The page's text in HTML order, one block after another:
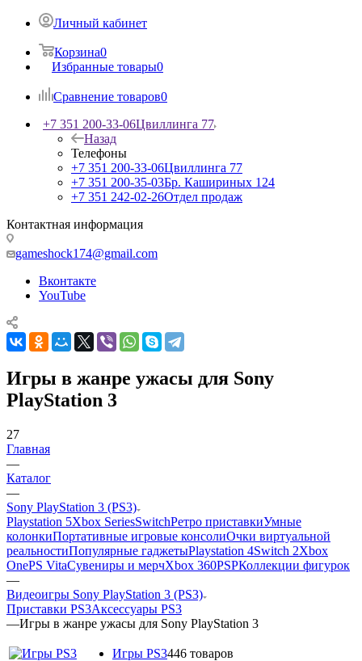
Личный кабинет
Корзина0
Избранные товары0
Сравнение товаров0
+7 351 200-33-06Цвиллинга 77
Назад
Телефоны
+7 351 200-33-06Цвиллинга 77
+7 351 200-35-03Бр. Кашириных 124
+7 351 242-02-26Отдел продаж
Контактная информация
gameshock174@gmail.com
Вконтакте
YouTube
Игры в жанре ужасы для Sony
PlayStation 3
27
Главная
—
Каталог
—
Sony PlayStation 3 (PS3)
Playstation 5Xbox SeriesSwitchРетро приставкиУмные
колонкиПортативные игровые консолиОчки виртуальной
реальностиПопулярные гаджетыPlaystation 4Switch 2Xbox
OnePS VitaСувениры и мерчXbox 360PSPКоллекции фигурок
—
Видеоигры Sony PlayStation 3 (PS3)
Приставки PS3Аксессуары PS3
—Игры в жанре ужасы для Sony PlayStation 3
Игры PS3446 товаров